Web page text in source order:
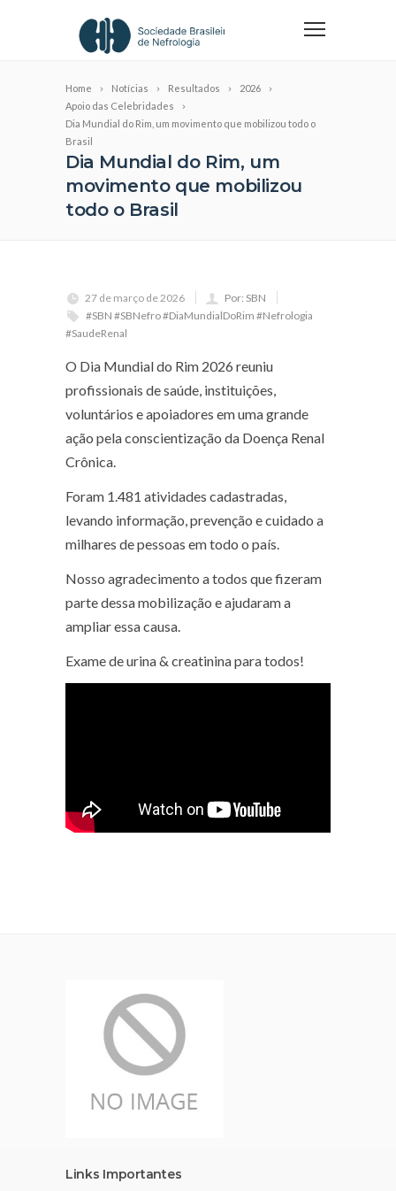
Home Notícias Resultados
2026
Apoio das Celebridades
Dia Mundial do Rim, um movimento que mobilizou todo o
Brasil
Dia Mundial do Rim, um
movimento que mobilizou
todo o Brasil
27 de março de 2026
Por: SBN
#SBN #SBNefro #DiaMundialDoRim #Nefrologia
#SaudeRenal
O Dia Mundial do Rim 2026 reuniu
profissionais de saúde, instituições,
voluntários e apoiadores em uma grande
ação pela conscientização da Doença Renal
Crônica.
Foram 1.481 atividades cadastradas,
levando informação, prevenção e cuidado a
milhares de pessoas em todo o país.
Nosso agradecimento a todos que fizeram
parte dessa mobilização e ajudaram a
ampliar essa causa.
Exame de urina & creatinina para todos!
Links Importantes